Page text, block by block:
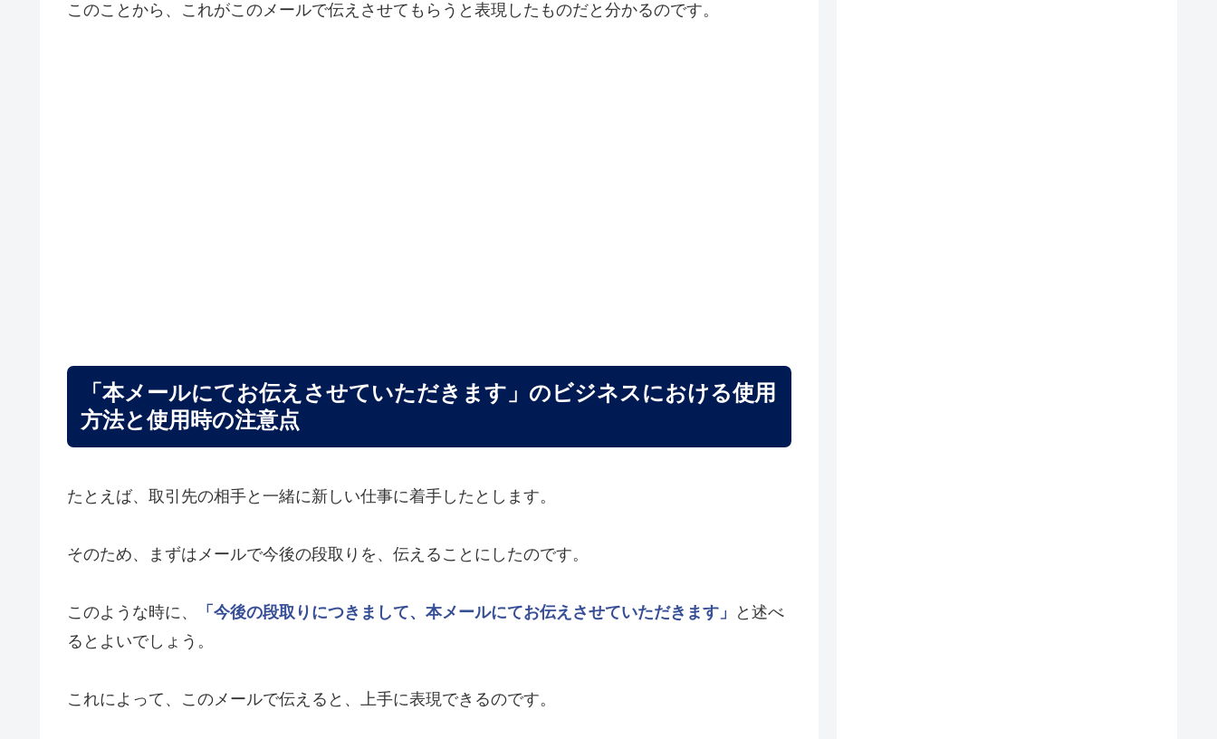
このことから、これがこのメールで伝えさせてもらうと表現したものだと分かるのです。
「本メールにてお伝えさせていただきます」のビジネスにおける使用
方法と使用時の注意点
たとえば、取引先の相手と一緒に新しい仕事に着手したとします。
そのため、まずはメールで今後の段取りを、伝えることにしたのです。
このような時に、 「今後の段取りにつきまして、本メールにてお伝えさせていただきます」
と述べ
るとよいでしょう。
これによって、このメールで伝えると、上手に表現できるのです。